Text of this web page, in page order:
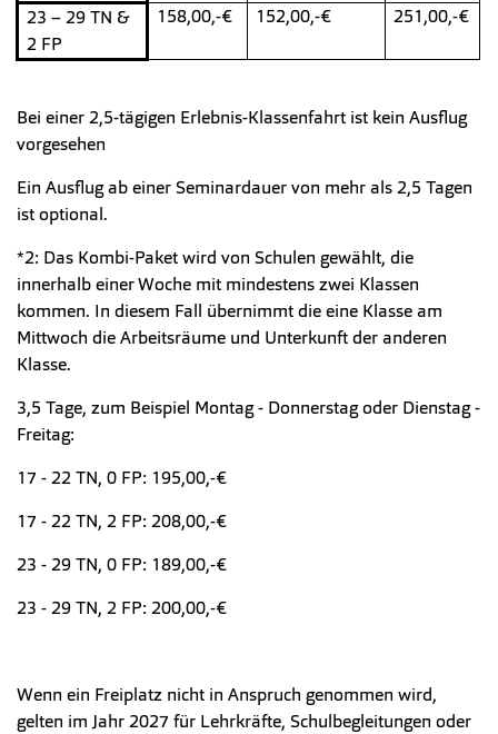
23 – 29 TN &
2 FP
158,00,-€ 152,00,-€ 251,00,-€
Bei einer 2,5-tägigen Erlebnis-Klassenfahrt ist kein Ausflug
vorgesehen
Ein Ausflug ab einer Seminardauer von mehr als 2,5 Tagen
ist optional.
*2: Das Kombi-Paket wird von Schulen gewählt, die
innerhalb einer Woche mit mindestens zwei Klassen
kommen. In diesem Fall übernimmt die eine Klasse am
Mittwoch die Arbeitsräume und Unterkunft der anderen
Klasse.
3,5 Tage, zum Beispiel Montag - Donnerstag oder Dienstag -
Freitag:
17 - 22 TN, 0 FP: 195,00,-€
17 - 22 TN, 2 FP: 208,00,-€
23 - 29 TN, 0 FP: 189,00,-€
23 - 29 TN, 2 FP: 200,00,-€
Wenn ein Freiplatz nicht in Anspruch genommen wird,
gelten im Jahr 2027 für Lehrkräfte, Schulbegleitungen oder